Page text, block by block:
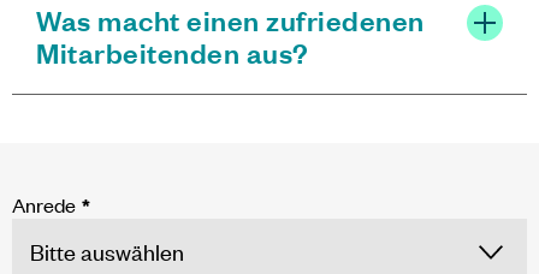
Was macht einen zufriedenen
Mitarbeitenden aus?
Anrede *